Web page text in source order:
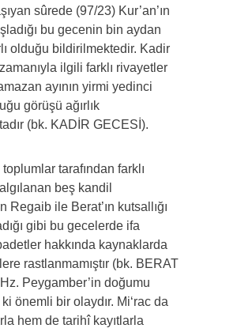
sûrede (97/23) Kur’an’ın
bu gecenin bin aydan
olduğu bildirilmektedir. Kadir
ilgili farklı rivayetler
ayının yirmi yedinci
görüşü ağırlık
(bk. KADİR GECESİ).
tarafından farklı
beş kandil
Regaib ile Berat’ın kutsallığı
gibi bu gecelerde ifa
hakkında kaynaklarda
rastlanmamıştır (bk. BERAT
Peygamber’in doğumu
önemli bir olaydır. Mi‘rac da
hem de tarihî kayıtlarla